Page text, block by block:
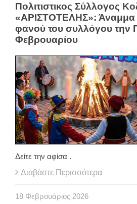
Πολιτιστικος Σύλλογος
«ΑΡΙΣΤΟΤΕΛΗΣ»: Άναμμα
φανού του συλλόγου την
Φεβρουαρίου
Δείτε την αφίσα .
Διαβάστε Περισσότερα
18 Φεβρουάριος 2026